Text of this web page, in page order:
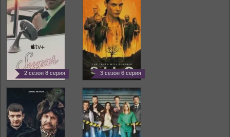
2 сезон 8 серия 3 сезон 6 серия